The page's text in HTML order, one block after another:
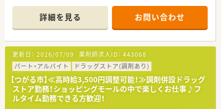
薬剤師常勤は1名、パートは1名いらっしゃいます。増員募集で
す。
詳細を見る お問い合わせ
更新日： 2026/07/09 薬剤師求人ID： 443068
パート・アルバイト
ドラッグストア(調剤あり)
【つがる市】≪高時給3,500円調整可能！≫調剤併設ドラッグ
ストア勤務！ショッピングモールの中で楽しくお仕事♪フ
ルタイム勤務できる方歓迎！